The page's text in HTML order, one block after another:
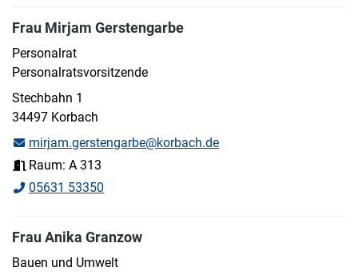
Frau Mirjam Gerstengarbe
Personalrat
Personalratsvorsitzende
Stechbahn 1
34497 Korbach
mirjam.gerstengarbe@korbach.de
Raum: A 313
05631 53350
Frau Anika Granzow
Bauen und Umwelt